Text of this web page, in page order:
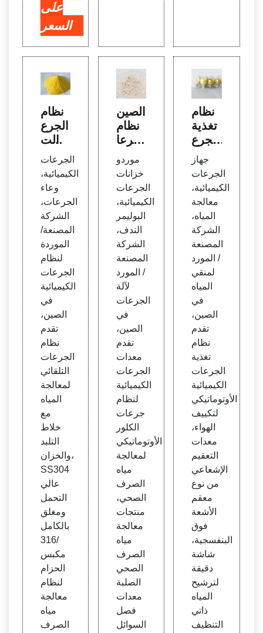
على
السعر
نظام
الجرع
ات الت
لقائي
لمعال
جة ال
مياه ف
ي الص
ين مع
الجرعات
الكيميائية،
وعاء
الجرعات،
الشركة
المصنعة/
الموردة
لنظام
الجرعات
الكيميائية
في
الصين،
تقدم
نظام
الجرعات
التلقائي
لمعالجة
المياه
مع
خلاط
التلبد
والخزان،
SS304
عالي
التحمل
ومغلق
بالكامل
/316
مكبس
الحزام
لنظام
معالجة
مياه
الصرف
الصين
نظام
جرعا
لور الأ
وتوما
تيكي
الجرع
ات ال
كيميا
ئية
موردو
خزانات
الجرعات
الكيميائية،
البوليمر
الندف،
الشركة
المصنعة
/ المورد
لآلة
الجرعات
في
الصين،
تقدم
معدات
الجرعات
الكيميائية
لنظام
جرعات
الكلور
الأوتوماتيكي
لمعالجة
مياه
الصرف
الصحي،
منتجات
معالجة
مياه
الصرف
الصحي
الصلبة
معدات
فصل
السوائل
نظام
تغذية
الجرع
ات ال
كيميا
ئية الأ
وتوما
تيكي
للهواء
جهاز
الجرعات
الكيميائية،
معالجة
المياه،
الشركة
المصنعة
/ المورد
لمنقي
المياه
في
الصين،
تقدم
نظام
تغذية
الجرعات
الكيميائية
الأوتوماتيكي
لتكييف
الهواء،
معدات
التعقيم
الإشعاعي
من نوع
معقم
الأشعة
فوق
البنفسجية،
شاشة
دقيقة
لترشيح
المياه
ذاتي
التنظيف